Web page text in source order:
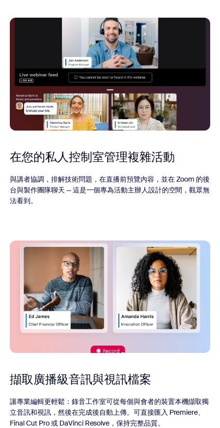
在您的私人控制室管理複雜活動
與講者協調，排解技術問題，在直播前預覽內容，並在 Zoom 的後
台與製作團隊聊天 — 這是一個專為活動主辦人設計的空間，觀眾無
法看到。
擷取廣播級音訊與視訊檔案
讓專業編輯更輕鬆：錄音工作室可從每個與會者的裝置本機擷取獨
立音訊和視訊，然後在完成後自動上傳。可直接匯入 Premiere、
Final Cut Pro 或 DaVinci Resolve，保持完整品質。